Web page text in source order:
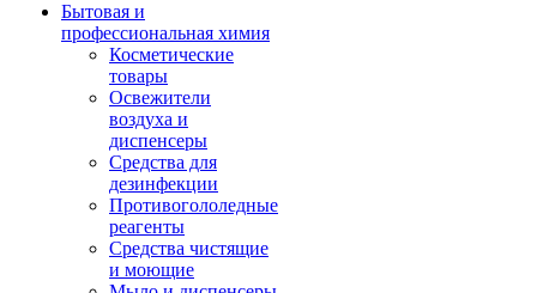
Бытовая и
профессиональная химия
Косметические
товары
Освежители
воздуха и
диспенсеры
Средства для
дезинфекции
Противогололедные
реагенты
Средства чистящие
и моющие